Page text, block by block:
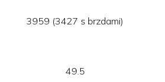
3959 (3427 s brzdami)
49.5